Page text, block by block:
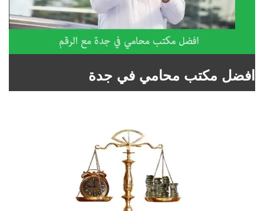
افضل مكتب محامي في جدة